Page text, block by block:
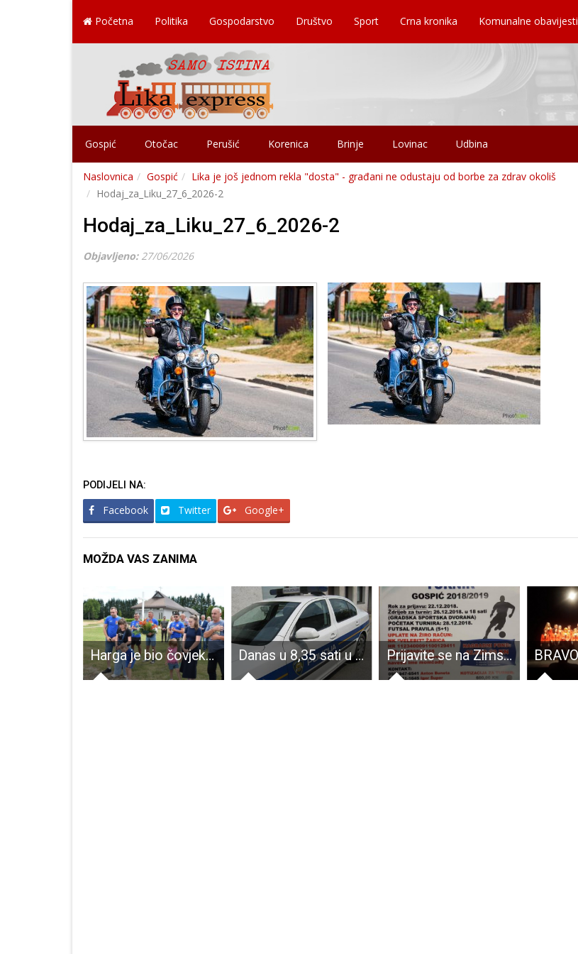
Početna Politika Gospodarstvo Društvo Sport Crna kronika Komunalne obavijesti
Gospić Otočac Perušić Korenica Brinje Lovinac Udbina
Naslovnica Gospić
Lika je još jednom rekla "dosta" - građani ne odustaju od borbe za zdrav okoliš
Hodaj_za_Liku_27_6_2026-2
Hodaj_za_Liku_27_6_2026-2
Objavljeno: 27/06/2026
PODIJELI NA:
Facebook Twitter Google+
MOŽDA VAS ZANIMA
Harga je bio čovjek. Ljudina!!! Danas u 8,35 sati u mjestu Baške Oštarije dogodila se prometna nesreća sa smrtno stradalom osobom Prijavite se na Zimski malonogometni turnir Gospić. Pobjedničkoj ekipi čak 26.000 kuna!!!